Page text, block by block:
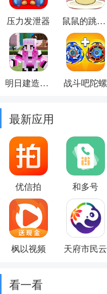
压力发泄器 鼠鼠的跳跃冒险
明日建造大师 战斗吧陀螺
最新应用
优信拍 和多号
枫以视频 天府市民云
看一看